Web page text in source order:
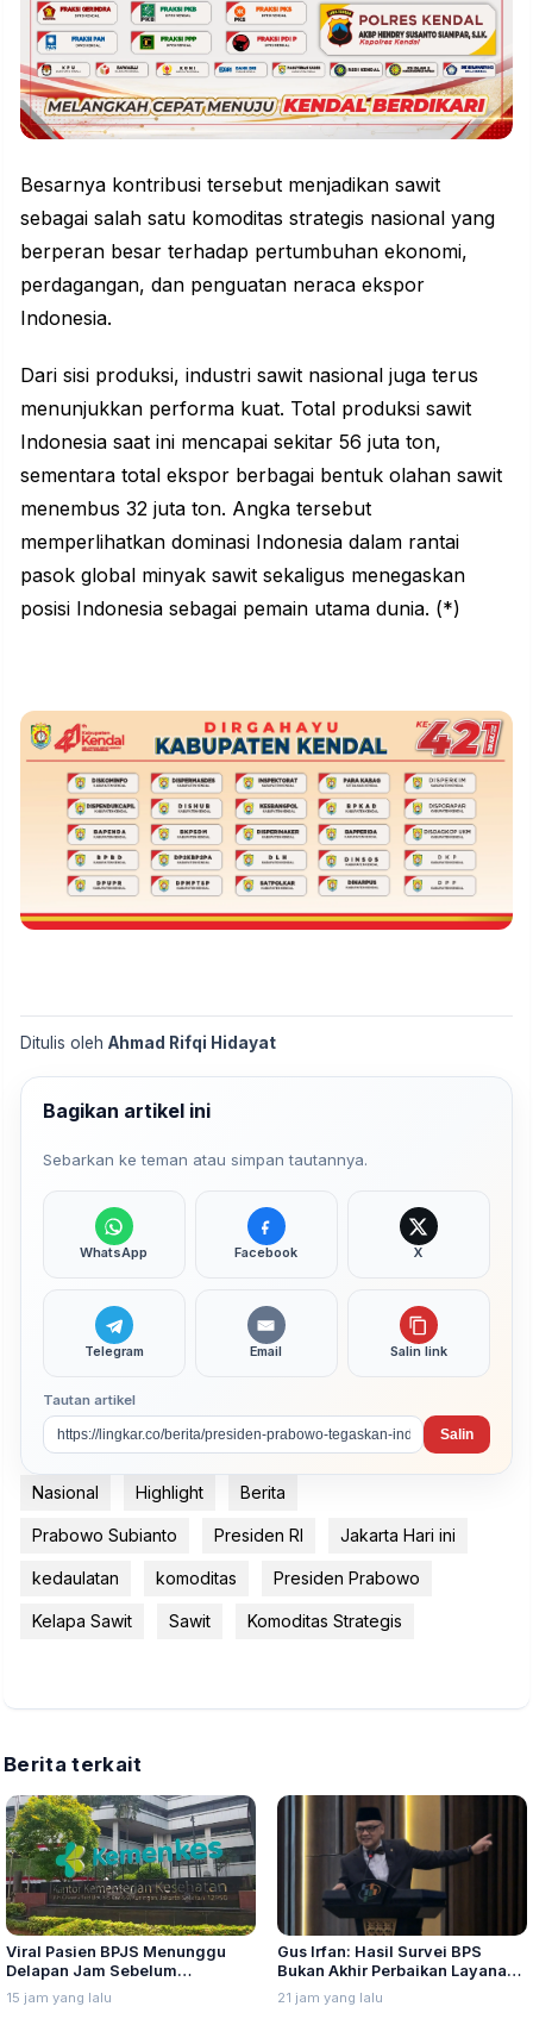
Besarnya kontribusi tersebut menjadikan sawit
sebagai salah satu komoditas strategis nasional yang
berperan besar terhadap pertumbuhan ekonomi,
perdagangan, dan penguatan neraca ekspor
Indonesia.
Dari sisi produksi, industri sawit nasional juga terus
menunjukkan performa kuat. Total produksi sawit
Indonesia saat ini mencapai sekitar 56 juta ton,
sementara total ekspor berbagai bentuk olahan sawit
menembus 32 juta ton. Angka tersebut
memperlihatkan dominasi Indonesia dalam rantai
pasok global minyak sawit sekaligus menegaskan
posisi Indonesia sebagai pemain utama dunia. (*)
Ditulis oleh Ahmad Rifqi Hidayat
Bagikan artikel ini
Sebarkan ke teman atau simpan tautannya.
WhatsApp Facebook X
Telegram Email Salin link
Tautan artikel
Salin
Nasional Highlight Berita
Prabowo Subianto Presiden RI Jakarta Hari ini
kedaulatan komoditas Presiden Prabowo
Kelapa Sawit Sawit Komoditas Strategis
Berita terkait
Viral Pasien BPJS Menunggu
Delapan Jam Sebelum
Meninggal, Ini Penjelasan
Kemenkes
15 jam yang lalu
Gus Irfan: Hasil Survei BPS
Bukan Akhir Perbaikan Layanan,
Evaluasi Penyelenggaraan Haji
Harus Tetap Dilakukan
21 jam yang lalu